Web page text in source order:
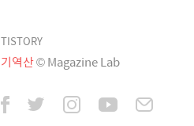
TISTORY
기역산© Magazine Lab